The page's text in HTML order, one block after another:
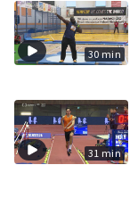
30 min
31 min